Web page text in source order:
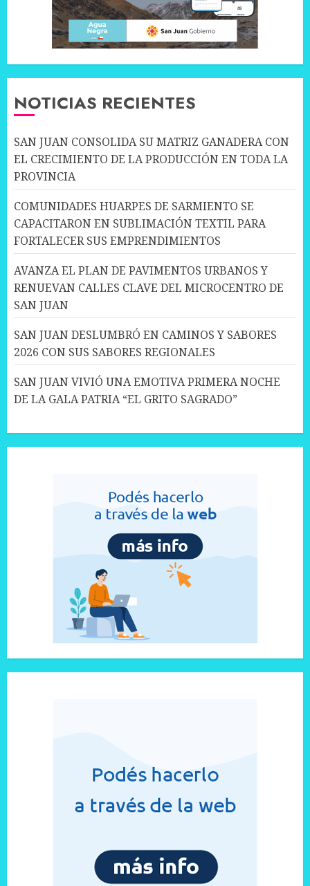
NOTICIAS RECIENTES
SAN JUAN CONSOLIDA SU MATRIZ GANADERA CON
EL CRECIMIENTO DE LA PRODUCCIÓN EN TODA LA
PROVINCIA
COMUNIDADES HUARPES DE SARMIENTO SE
CAPACITARON EN SUBLIMACIÓN TEXTIL PARA
FORTALECER SUS EMPRENDIMIENTOS
AVANZA EL PLAN DE PAVIMENTOS URBANOS Y
RENUEVAN CALLES CLAVE DEL MICROCENTRO DE
SAN JUAN
SAN JUAN DESLUMBRÓ EN CAMINOS Y SABORES
2026 CON SUS SABORES REGIONALES
SAN JUAN VIVIÓ UNA EMOTIVA PRIMERA NOCHE
DE LA GALA PATRIA “EL GRITO SAGRADO”